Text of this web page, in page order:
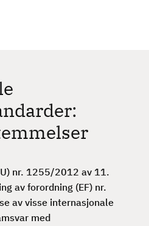
nr. 1255/2012 av 11.
av forordning (EF) nr.
av visse internasjonale
med